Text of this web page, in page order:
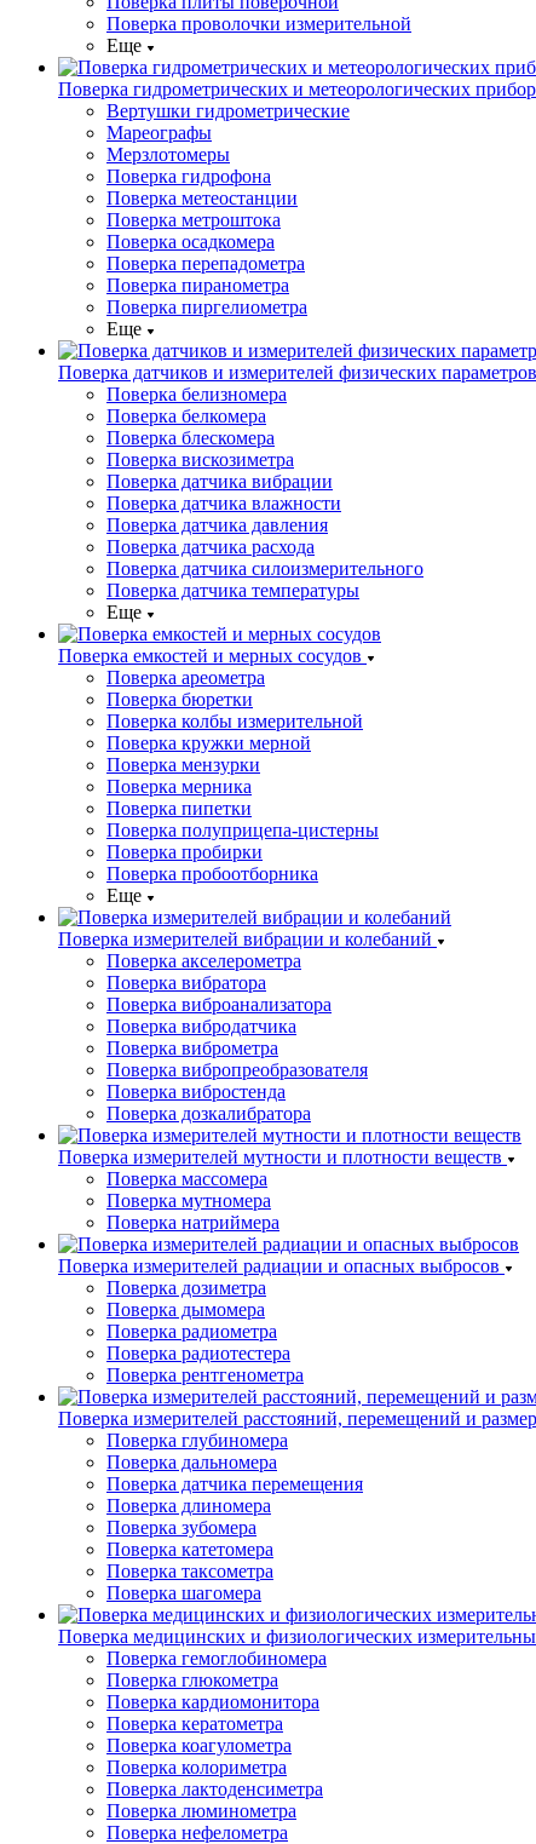
Поверка проволочки измерительной
Еще
Поверка гидрометрических и метеорологических
Вертушки гидрометрические
Мареографы
Мерзлотомеры
Поверка гидрофона
Поверка метеостанции
Поверка метроштока
Поверка осадкомера
Поверка перепадометра
Поверка пиранометра
Поверка пиргелиометра
Еще
Поверка датчиков и измерителей физических параметров
Поверка белизномера
Поверка белкомера
Поверка блескомера
Поверка вискозиметра
Поверка датчика вибрации
Поверка датчика влажности
Поверка датчика давления
Поверка датчика расхода
Поверка датчика силоизмерительного
Поверка датчика температуры
Еще
Поверка емкостей и мерных сосудов
Поверка ареометра
Поверка бюретки
Поверка колбы измерительной
Поверка кружки мерной
Поверка мензурки
Поверка мерника
Поверка пипетки
Поверка полуприцепа-цистерны
Поверка пробирки
Поверка пробоотборника
Еще
Поверка измерителей вибрации и колебаний
Поверка акселерометра
Поверка вибратора
Поверка виброанализатора
Поверка вибродатчика
Поверка виброметра
Поверка вибропреобразователя
Поверка вибростенда
Поверка дозкалибратора
Поверка измерителей мутности и плотности веществ
Поверка массомера
Поверка мутномера
Поверка натриймера
Поверка измерителей радиации и опасных выбросов
Поверка дозиметра
Поверка дымомера
Поверка радиометра
Поверка радиотестера
Поверка рентгенометра
Поверка измерителей расстояний, перемещений и
Поверка глубиномера
Поверка дальномера
Поверка датчика перемещения
Поверка длиномера
Поверка зубомера
Поверка катетомера
Поверка таксометра
Поверка шагомера
Поверка медицинских и физиологических
Поверка гемоглобиномера
Поверка глюкометра
Поверка кардиомонитора
Поверка кератометра
Поверка коагулометра
Поверка колориметра
Поверка лактоденсиметра
Поверка люминометра
Поверка нефелометра